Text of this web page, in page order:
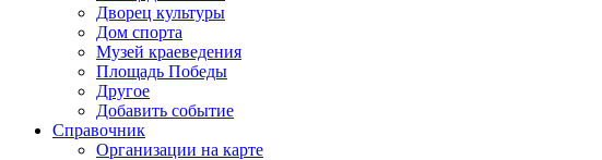
Дворец культуры
Дом спорта
Музей краеведения
Площадь Победы
Другое
Добавить событие
Справочник
Организации на карте